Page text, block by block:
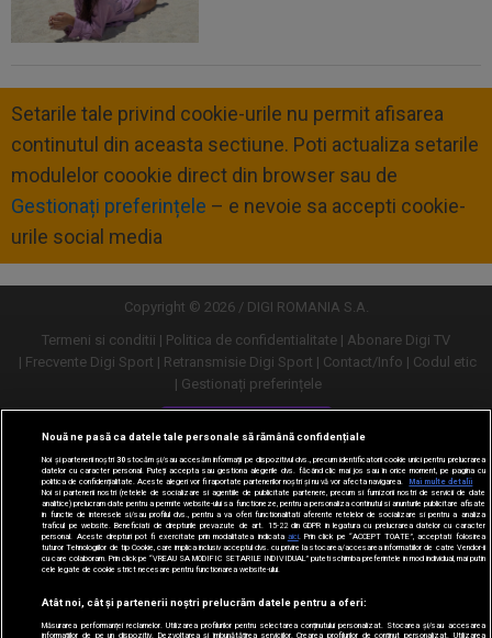
Setarile tale privind cookie-urile nu permit afisarea
continutul din aceasta sectiune. Poti actualiza setarile
modulelor coookie direct din browser sau de
Gestionați preferințele – e nevoie sa accepti cookie-
urile social media
Copyright © 2026 / DIGI ROMANIA S.A.
Termeni si conditii
Politica de confidentialitate
Abonare Digi TV
Frecvente Digi Sport
Retransmisie Digi Sport Contact/Info
Codul etic
Gestionați preferințele
Versiune desktop
Nouă ne pasă ca datele tale personale să rămână confidențiale
Noi și partenerii noștri30stocăm și/sau accesăm informații pe dispozitivul dvs., precum identificatorii cookie unici pentru prelucrarea
datelor cu caracter personal. Puteți accepta sau gestiona alegerile dvs. făcând clic mai jos sau în orice moment, pe pagina cu
politica de confidențialitate. Aceste alegeri vor fi raportate partenerilor noștri și nu vă vor afecta navigarea.
Mai multe detalii
Noi si partenerii nostri (retelele de socializare si agentiile de publicitate partenere, precum si furnizorii nostri de servicii de date
analitice) prelucram date pentru a permite website-ului sa functioneze, pentru a personaliza continutul si anunturile publicitare afisate
in functie de interesele si/sau profilul dvs., pentru a va oferi functionalitati aferente retelelor de socializare si pentru a analiza
traficul pe website. Beneficiati de drepturile prevazute de art. 15-22 din GDPR in legatura cu prelucrarea datelor cu caracter
personal. Aceste drepturi pot fi exercitate prin modalitatea indicata aici. Prin click pe “ACCEPT TOATE”, acceptati folosirea
tuturor Tehnologiilor de tip Cookie, care implica inclusiv acceptul dvs. cu privire la stocarea/accesarea informatiilor de catre Vendor-ii
cu care colaboram. Prin click pe “VREAU SA MODIFIC SETARILE INDIVIDUAL” puteti schimba preferintele in mod individual, mai putin
cele legate de cookie strict necesare pentru functionarea website-ului.
Atât noi, cât și partenerii noștri prelucrăm datele pentru a oferi:
Măsurarea performanței reclamelor. Utilizarea profilurilor pentru selectarea conținutului personalizat. Stocarea și/sau accesarea
informațiilor de pe un dispozitiv. Dezvoltarea și îmbunătățirea serviciilor. Crearea profilurilor de conținut personalizat. Utilizarea